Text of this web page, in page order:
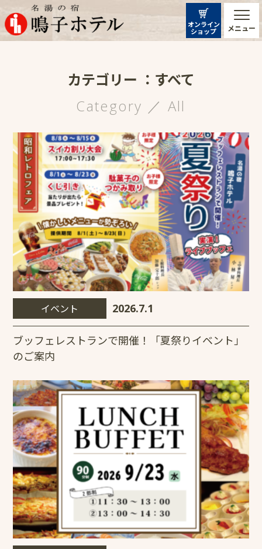
メニュー
オンライン
ショップ
カテゴリー ：すべて
Category ／ All
イベント 2026.7.1
ブッフェレストランで開催！「夏祭りイベント」
のご案内